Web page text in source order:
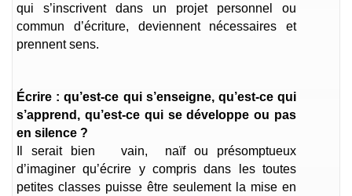
qui s’inscrivent dans un projet personnel ou
commun d’écriture, deviennent nécessaires et
prennent sens.
Écrire : qu’est-ce qui s’enseigne, qu’est-ce qui
s’apprend, qu’est-ce qui se développe ou pas
en silence ?
Il serait bien vain, naïf ou présomptueux
d’imaginer qu’écrire y compris dans les toutes
petites classes puisse être seulement la mise en